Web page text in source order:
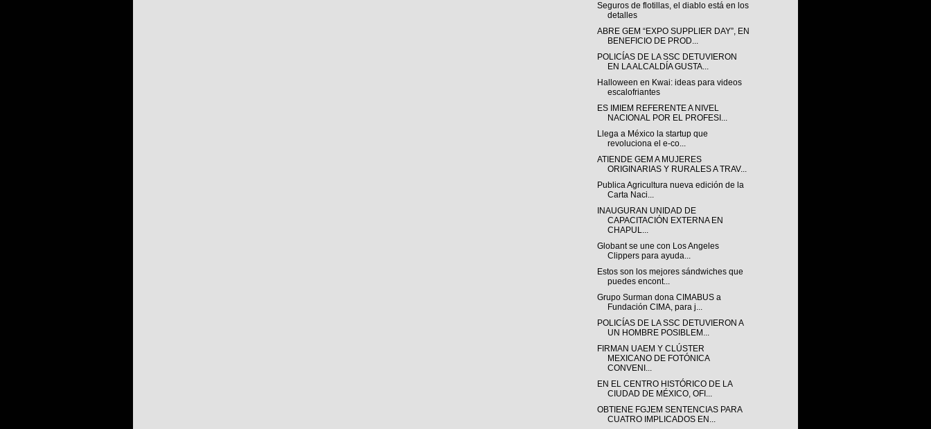
Seguros de flotillas, el diablo está en los
detalles
ABRE GEM “EXPO SUPPLIER DAY”, EN
BENEFICIO DE PROD...
POLICÍAS DE LA SSC DETUVIERON
EN LA ALCALDÍA GUSTA...
Halloween en Kwai: ideas para videos
escalofriantes
ES IMIEM REFERENTE A NIVEL
NACIONAL POR EL PROFESI...
Llega a México la startup que
revoluciona el e-co...
ATIENDE GEM A MUJERES
ORIGINARIAS Y RURALES A TRAV...
Publica Agricultura nueva edición de la
Carta Naci...
INAUGURAN UNIDAD DE
CAPACITACIÓN EXTERNA EN
CHAPUL...
Globant se une con Los Angeles
Clippers para ayuda...
Estos son los mejores sándwiches que
puedes encont...
Grupo Surman dona CIMABUS a
Fundación CIMA, para j...
POLICÍAS DE LA SSC DETUVIERON A
UN HOMBRE POSIBLEM...
FIRMAN UAEM Y CLÚSTER
MEXICANO DE FOTÓNICA
CONVENI...
EN EL CENTRO HISTÓRICO DE LA
CIUDAD DE MÉXICO, OFI...
OBTIENE FGJEM SENTENCIAS PARA
CUATRO IMPLICADOS EN...